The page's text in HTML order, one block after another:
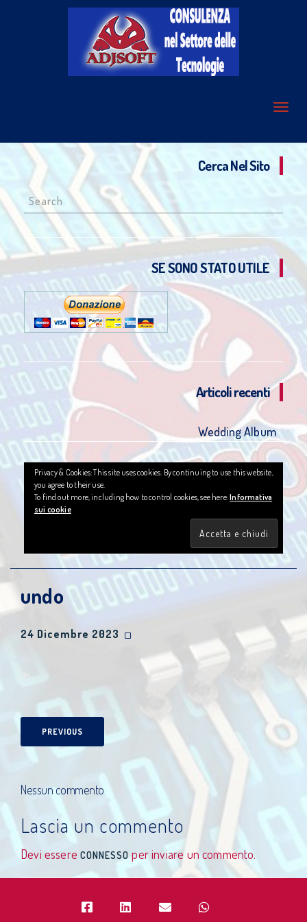
Cerca Nel Sito
Search
for:
SE SONO STATO UTILE
Articoli recenti
Wedding Album
Privacy & Cookies: This site uses cookies. By continuing to use this website,
you agree to their use.
To find out more, including how to control cookies, see here:Informativa
sui cookie
undo
24 Dicembre 2023
PREVIOUS
Nessun commento
Lascia un commento
Devi essereCONNESSO per inviare un commento.